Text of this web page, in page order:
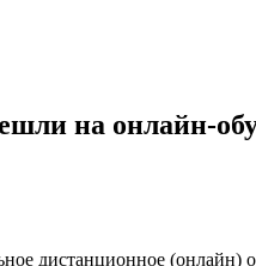
на онлайн-
дистанционное (онлайн)